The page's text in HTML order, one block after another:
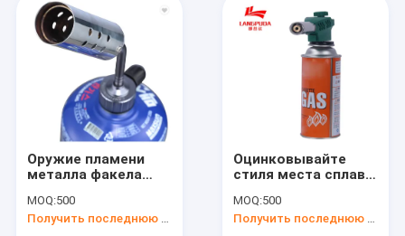
продукты
О Компании
Контакты
Оружие факела кухни
Оружие пламени
металла факела
БАРБЕКЮ
аксессуаров кухни
MOQ:500
Оцинковывайте
стиля места сплава
БАРБЕКЮ на
открытом воздухе
MOQ:500